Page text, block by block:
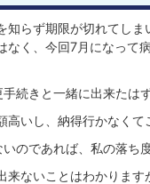
知らず期限が切れてし
なく、今回7月になって
続きと一緒に出来たは
高いし、納得行かなくて
のであれば、私の落ち
来ないことはわかります